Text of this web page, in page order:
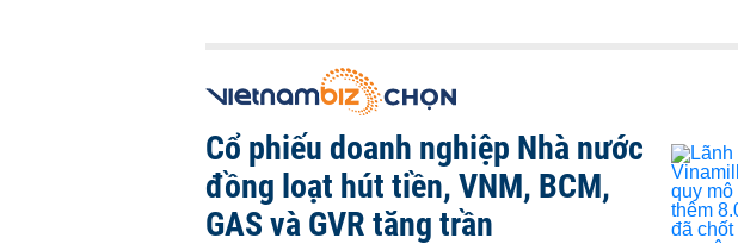
Cổ phiếu doanh nghiệp Nhà nước
đồng loạt hút tiền, VNM, BCM,
GAS và GVR tăng trần